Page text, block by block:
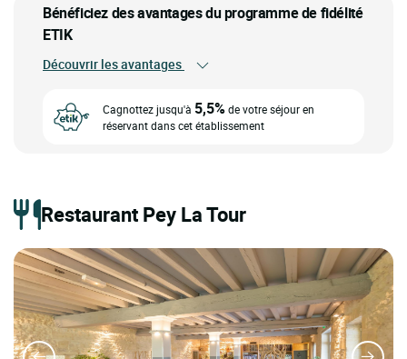
Bénéficiez des avantages du programme de fidélité
ETIK
Découvrir les avantages
Cagnottez jusqu'à 5,5%de votre séjour en
réservant dans cet établissement
Restaurant Pey La Tour